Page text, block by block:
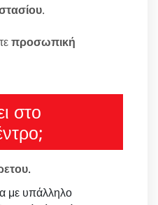
.
προσωπική
στο
.
με υπάλληλο